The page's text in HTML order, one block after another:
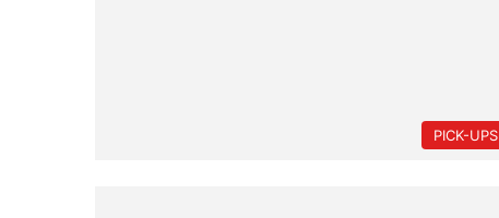
PICK-UPS